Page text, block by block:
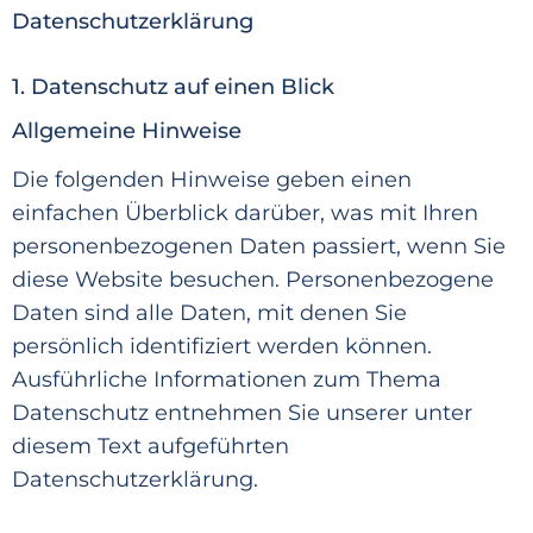
Datenschutzerklärung
1. Datenschutz auf einen Blick
Allgemeine Hinweise
Die folgenden Hinweise geben einen
einfachen Überblick darüber, was mit Ihren
personenbezogenen Daten passiert, wenn Sie
diese Website besuchen. Personenbezogene
Daten sind alle Daten, mit denen Sie
persönlich identifiziert werden können.
Ausführliche Informationen zum Thema
Datenschutz entnehmen Sie unserer unter
diesem Text aufgeführten
Datenschutzerklärung.